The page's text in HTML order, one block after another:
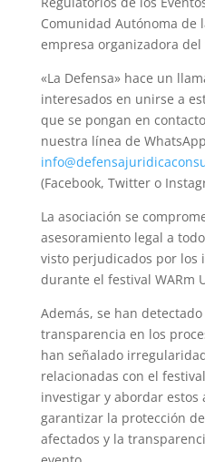
Comunidad Autónoma de
empresa organizadora del
«La Defensa» hace un
interesados en unirse a
que se pongan en
nuestra línea de
(Facebook, Twitter o
La asociación se
asesoramiento legal a
visto perjudicados por los
durante el festival WARm
Además, se han
transparencia en los
han señalado
relacionadas con el
investigar y abordar estos
garantizar la protección
afectados y la